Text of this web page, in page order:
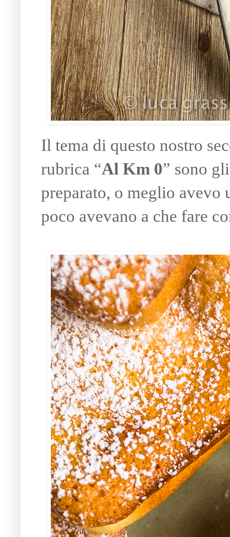
Il tema di questo nostro
rubrica “Al Km 0” sono
preparato, o meglio avevo
poco avevano a che fare